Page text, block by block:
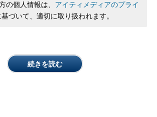
の個人情報は、 アイティメディアのプライ
基づいて、適切に取り扱われます。
続きを読む